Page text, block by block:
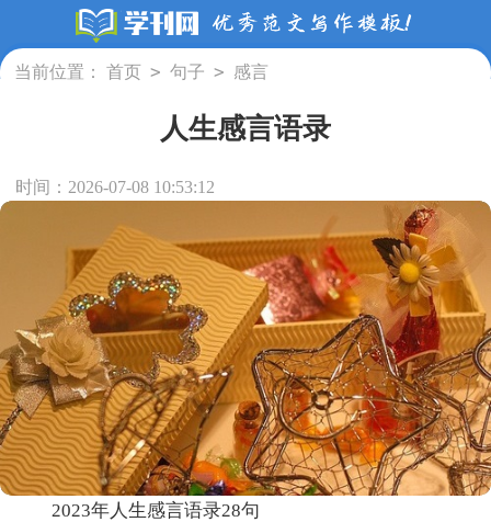
当前位置： 首页 > 句子 > 感言
人生感言语录
时间：2026-07-08 10:53:12
2023年人生感言语录28句